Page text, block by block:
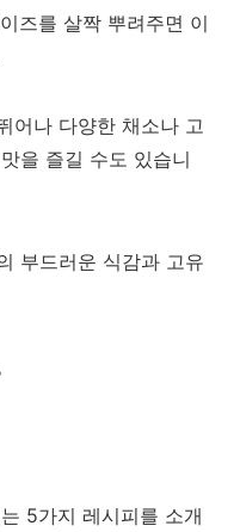
즈를 살짝 뿌려주면 이
어나 다양한 채소나 고
을 즐길 수도 있습니
부드러운 식감과 고유
5가지 레시피를 소개